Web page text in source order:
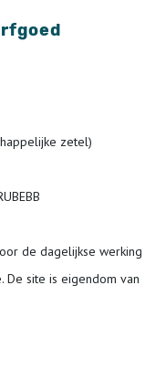
zetel)
de dagelijkse werking
De site is eigendom van